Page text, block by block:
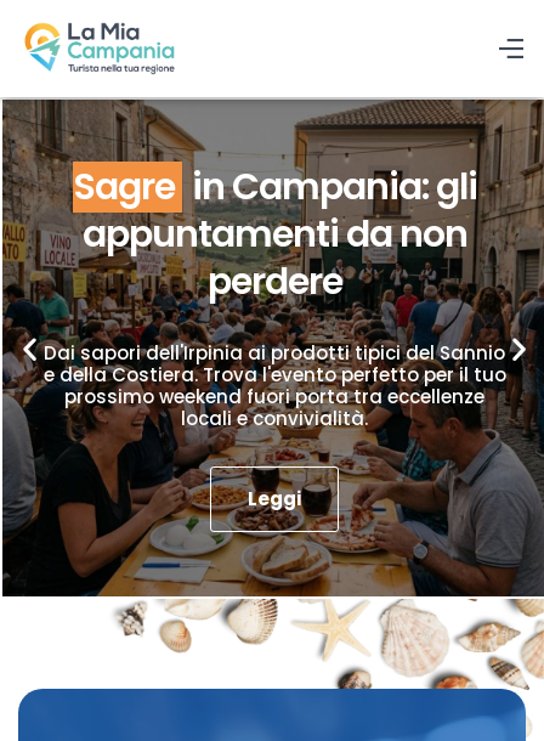
Sagre in Campania: gli
appuntamenti da non
perdere
Dai sapori dell'Irpinia ai prodotti tipici del Sannio
e della Costiera. Trova l'evento perfetto per il tuo
prossimo weekend fuori porta tra eccellenze
locali e convivialità.
Leggi